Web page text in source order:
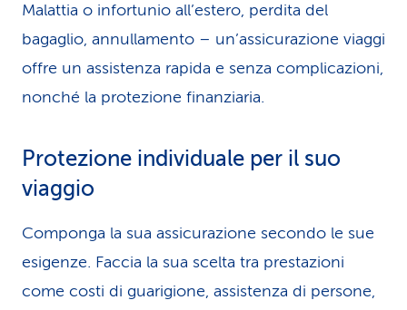
Malattia o infortunio all’estero, perdita del
bagaglio, annullamento – un’assicurazione viaggi
offre un assistenza rapida e senza complicazioni,
nonché la protezione finanziaria.
Protezione individuale per il suo
viaggio
Componga la sua assicurazione secondo le sue
esigenze. Faccia la sua scelta tra prestazioni
come costi di guarigione, assistenza di persone,